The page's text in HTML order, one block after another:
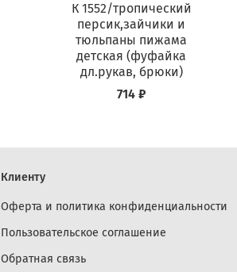
К 1552/тропический
персик,зайчики и
тюльпаны пижама
детская (фуфайка
дл.рукав, брюки)
714 ₽
Клиенту
Оферта и политика конфиденциальности
Пользовательское соглашение
Обратная связь